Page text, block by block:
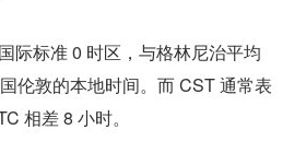
际标准 0 时区，与格林尼治平均
伦敦的本地时间。而 CST 通常表
相差 8 小时。